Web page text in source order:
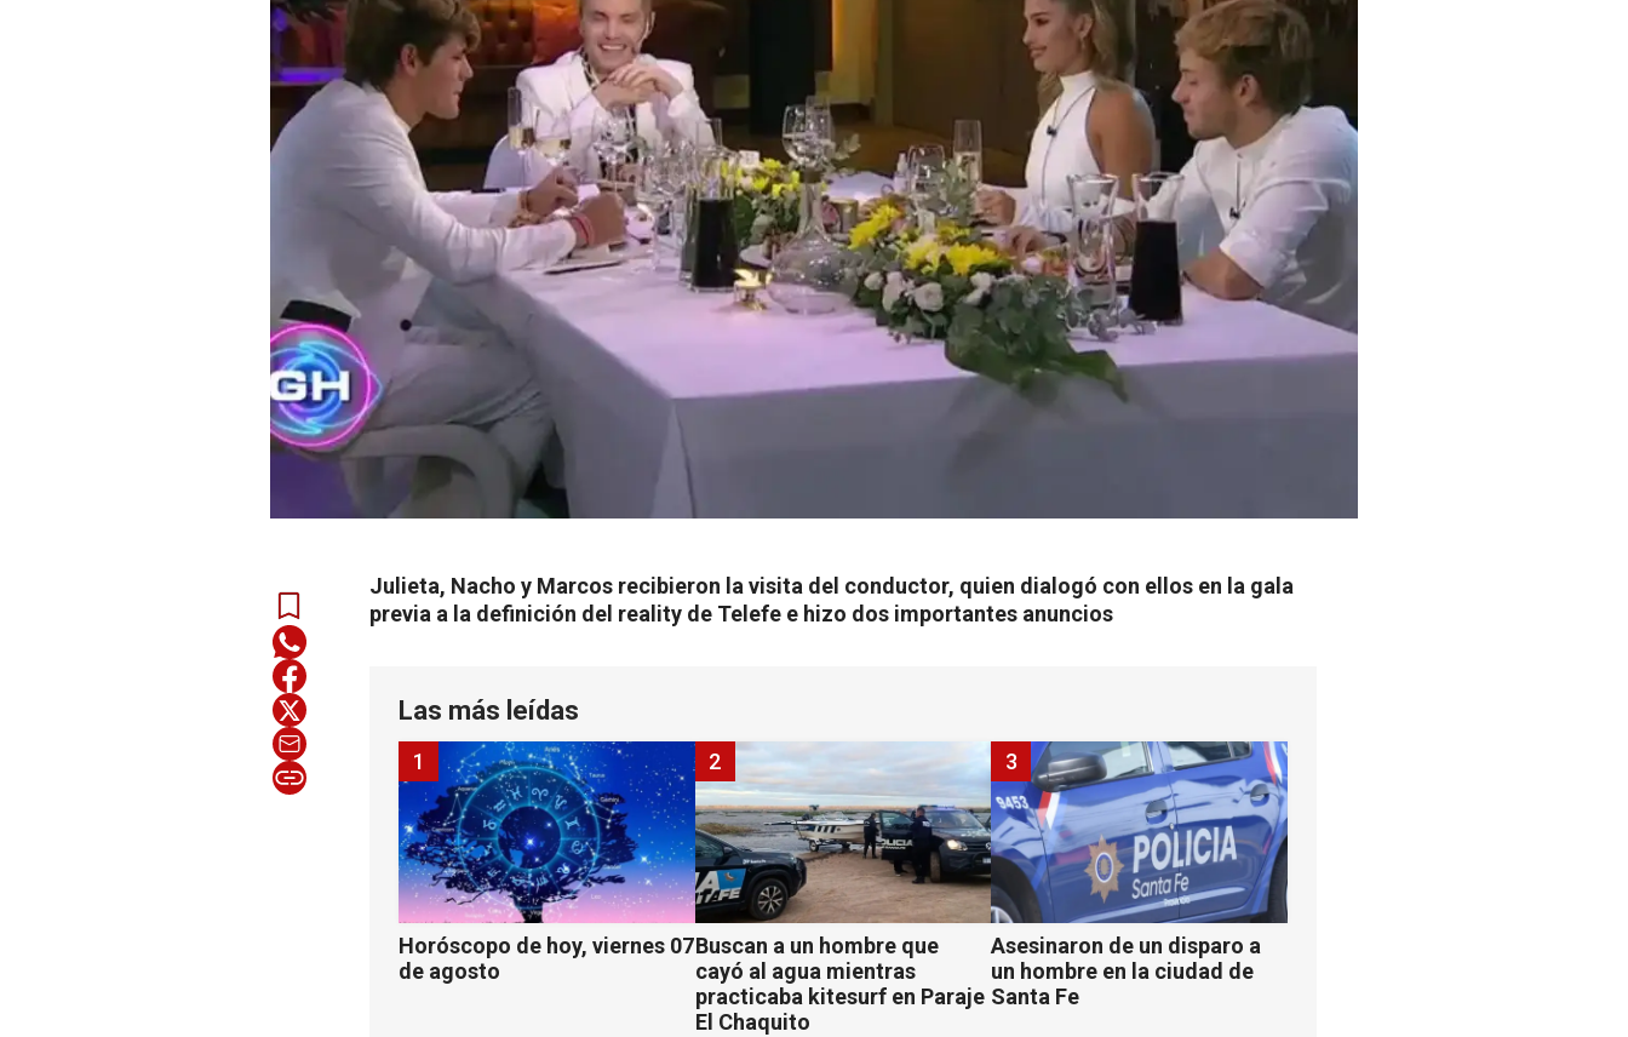
Julieta, Nacho y Marcos recibieron la visita del conductor, quien dialogó con ellos en la gala
previa a la definición del reality de Telefe e hizo dos importantes anuncios
Las más leídas
Horóscopo de hoy, viernes 07
de agosto
1
Buscan a un hombre que
cayó al agua mientras
practicaba kitesurf en Paraje
El Chaquito
2
Asesinaron de un disparo a
un hombre en la ciudad de
Santa Fe
3